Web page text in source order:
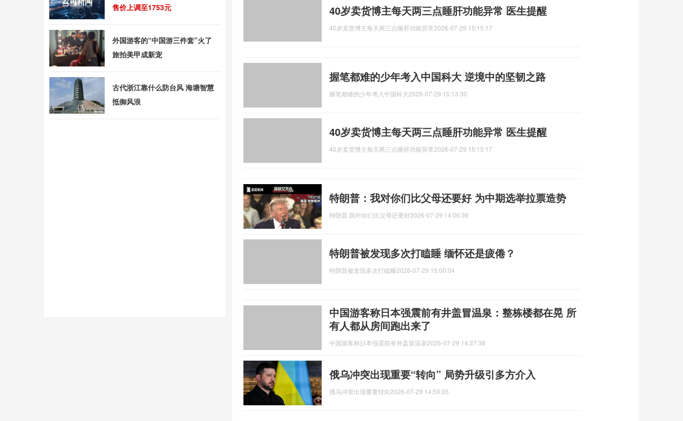
40岁卖货博主每天两三点睡肝功能异常 医生提醒
40岁卖货博主每天两三点睡肝功能异常2026-07-29 15:15:17
握笔都难的少年考入中国科大 逆境中的坚韧之路
握笔都难的少年考入中国科大2026-07-29 15:13:30
40岁卖货博主每天两三点睡肝功能异常 医生提醒
40岁卖货博主每天两三点睡肝功能异常2026-07-29 15:15:17
特朗普：我对你们比父母还要好 为中期选举拉票造势
特朗普,我对你们比父母还要好2026-07-29 14:06:36
特朗普被发现多次打瞌睡 缅怀还是疲倦？
特朗普被发现多次打瞌睡2026-07-29 15:00:04
中国游客称日本强震前有井盖冒温泉：整栋楼都在晃 所
有人都从房间跑出来了
中国游客称日本强震前有井盖冒温泉2026-07-29 14:37:38
俄乌冲突出现重要“转向” 局势升级引多方介入
俄乌冲突出现重要转向2026-07-29 14:59:35
售价上调至1753元
外国游客的“中国游三件套”火了
旅拍美甲成新宠
古代浙江靠什么防台风 海塘智慧
抵御风浪